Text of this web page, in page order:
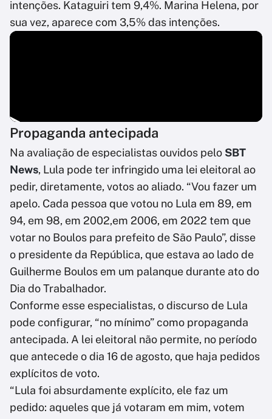
intenções. Kataguiri tem 9,4%. Marina Helena, por
sua vez, aparece com 3,5% das intenções.
Propaganda antecipada
Na avaliação de especialistas ouvidos pelo SBT
News, Lula pode ter infringido uma lei eleitoral ao
pedir, diretamente, votos ao aliado. “Vou fazer um
apelo. Cada pessoa que votou no Lula em 89, em
94, em 98, em 2002,em 2006, em 2022 tem que
votar no Boulos para prefeito de São Paulo”, disse
o presidente da República, que estava ao lado de
Guilherme Boulos em um palanque durante ato do
Dia do Trabalhador.
Conforme esse especialistas, o discurso de Lula
pode configurar, “no mínimo” como propaganda
antecipada. A lei eleitoral não permite, no período
que antecede o dia 16 de agosto, que haja pedidos
explícitos de voto.
“Lula foi absurdamente explícito, ele faz um
pedido: aqueles que já votaram em mim, votem